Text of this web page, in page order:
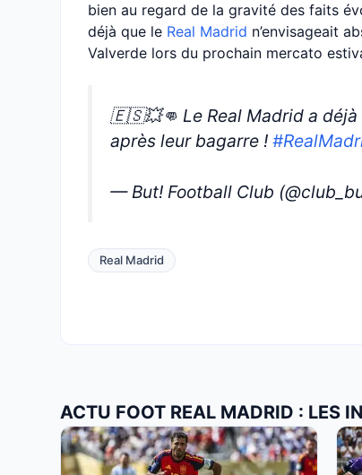
bien au regard de la gravité des faits
déjà que le Real Madrid n’envisageait
Valverde lors du prochain mercato
🇪🇸💥👊 Le Real Madrid a déjà
après leur bagarre !
— But! Football Club
Real Madrid
ACTU FOOT REAL MADRID : LES